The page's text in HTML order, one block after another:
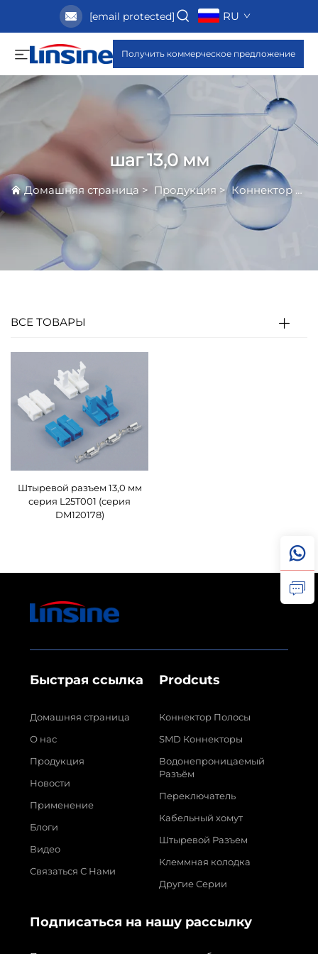
[email protected] RU
Получить коммерческое предложение
шаг 13,0 мм
Домашняя страница > Продукция > Коннектор Полосы
ВСЕ ТОВАРЫ
Штыревой разъем 13,0 мм
серия L25T001 (серия
DM120178)
Быстрая ссылка
Домашняя страница
О нас
Продукция
Новости
Применение
Блоги
Видео
Связаться С Нами
Prodcuts
Коннектор Полосы
SMD Коннекторы
Водонепроницаемый
Разъём
Переключатель
Кабельный хомут
Штыревой Разъем
Клеммная колодка
Другие Серии
Подписаться на нашу рассылку